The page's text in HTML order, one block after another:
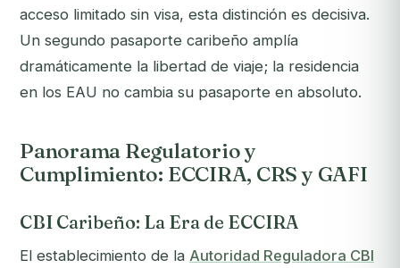
acceso limitado sin visa, esta distinción es decisiva.
Un segundo pasaporte caribeño amplía
dramáticamente la libertad de viaje; la residencia
en los EAU no cambia su pasaporte en absoluto.
Panorama Regulatorio y
Cumplimiento: ECCIRA, CRS y GAFI
CBI Caribeño: La Era de ECCIRA
El establecimiento de la Autoridad Reguladora CBI